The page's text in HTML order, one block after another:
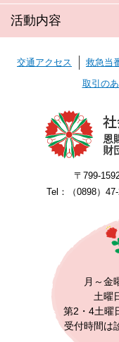
活動内容
交通アクセス
救急当
取引の
〒799-
Tel：（0898）
月～
土曜
第2・4土曜
受付時間は